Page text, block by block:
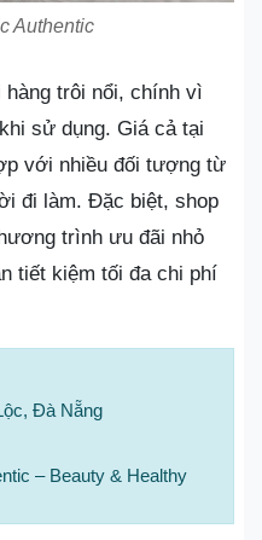
Authentic
trôi nổi, chính vì
sử dụng. Giá cả tại
với nhiều đối tượng từ
đi làm. Đặc biệt, shop
trình ưu đãi nhỏ
tiết kiệm tối đa chi phí
Đà Nẵng
– Beauty & Healthy